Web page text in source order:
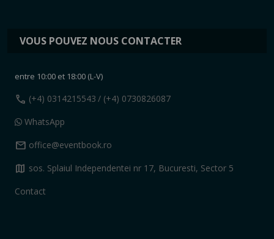
VOUS POUVEZ NOUS CONTACTER
entre 10:00 et 18:00 (L-V)
call (+4) 0314215543 / (+4) 0730826087
WhatsApp
mail office@eventbook.ro
map sos. Splaiul Independentei nr 17, Bucuresti, Sector 5
Contact